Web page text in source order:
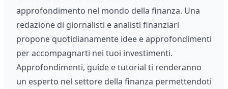
approfondimento nel mondo della finanza. Una
redazione di giornalisti e analisti finanziari
propone quotidianamente idee e approfondimenti
per accompagnarti nei tuoi investimenti.
Approfondimenti, guide e tutorial ti renderanno
un esperto nel settore della finanza permettendoti